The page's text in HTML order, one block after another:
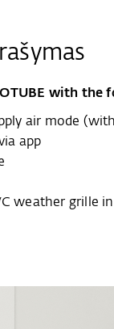
with the
air mode
app
weather grille